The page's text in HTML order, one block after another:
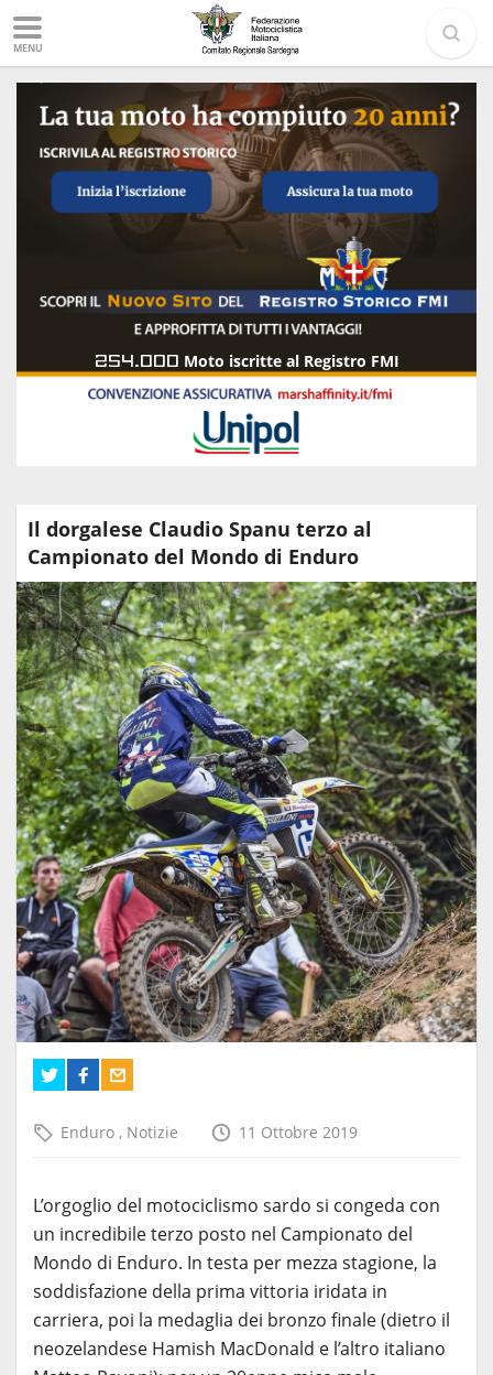
MENU
254.000 Moto iscritte al Registro FMI
Il dorgalese Claudio Spanu terzo al
Campionato del Mondo di Enduro
Enduro , Notizie 11 Ottobre 2019
L’orgoglio del motociclismo sardo si congeda con
un incredibile terzo posto nel Campionato del
Mondo di Enduro. In testa per mezza stagione, la
soddisfazione della prima vittoria iridata in
carriera, poi la medaglia dei bronzo finale (dietro il
neozelandese Hamish MacDonald e l’altro italiano